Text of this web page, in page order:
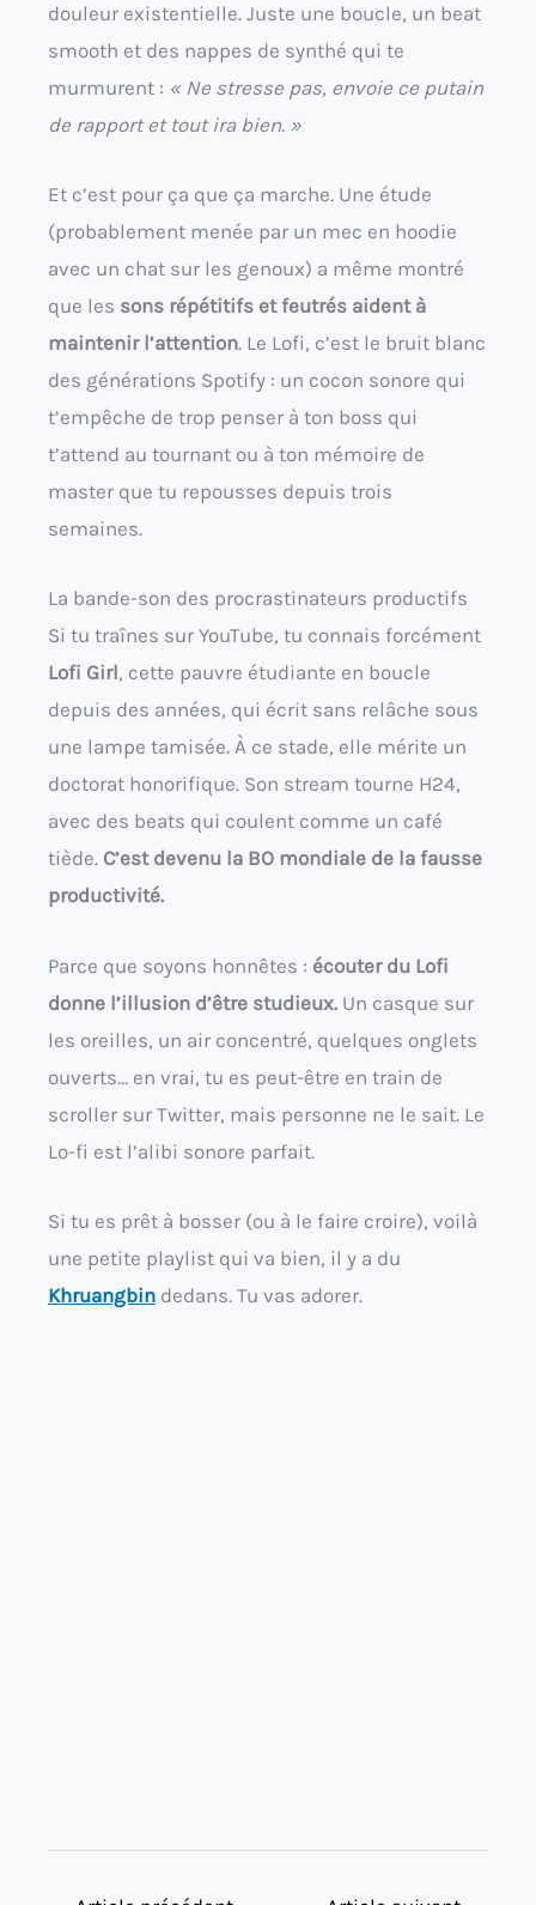
douleur existentielle. Juste une boucle, un beat
smooth et des nappes de synthé qui te
murmurent : « Ne stresse pas, envoie ce putain
de rapport et tout ira bien. »
Et c’est pour ça que ça marche. Une étude
(probablement menée par un mec en hoodie
avec un chat sur les genoux) a même montré
que les sons répétitifs et feutrés aident à
maintenir l’attention. Le Lofi, c’est le bruit blanc
des générations Spotify : un cocon sonore qui
t’empêche de trop penser à ton boss qui
t’attend au tournant ou à ton mémoire de
master que tu repousses depuis trois
semaines.
La bande-son des procrastinateurs productifs
Si tu traînes sur YouTube, tu connais forcément
Lofi Girl, cette pauvre étudiante en boucle
depuis des années, qui écrit sans relâche sous
une lampe tamisée. À ce stade, elle mérite un
doctorat honorifique. Son stream tourne H24,
avec des beats qui coulent comme un café
tiède. C’est devenu la BO mondiale de la fausse
productivité.
Parce que soyons honnêtes : écouter du Lofi
donne l’illusion d’être studieux. Un casque sur
les oreilles, un air concentré, quelques onglets
ouverts… en vrai, tu es peut-être en train de
scroller sur Twitter, mais personne ne le sait. Le
Lo-fi est l’alibi sonore parfait.
Si tu es prêt à bosser (ou à le faire croire), voilà
une petite playlist qui va bien, il y a du
Khruangbin dedans. Tu vas adorer.